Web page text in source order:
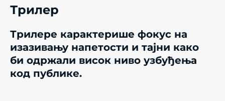
Трилер
Трилере карактерише фокус на
изазивању напетости и тајни како
би одржали висок ниво узбуђења
код публике.